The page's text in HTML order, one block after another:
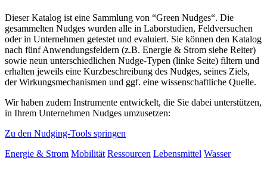
Dieser Katalog ist eine Sammlung von “Green Nudges“. Die
gesammelten Nudges wurden alle in Laborstudien, Feldversuchen
oder in Unternehmen getestet und evaluiert. Sie können den Katalog
nach fünf Anwendungsfeldern (z.B. Energie & Strom siehe Reiter)
sowie neun unterschiedlichen Nudge-Typen (linke Seite) filtern und
erhalten jeweils eine Kurzbeschreibung des Nudges, seines Ziels,
der Wirkungsmechanismen und ggf. eine wissenschaftliche Quelle.
Wir haben zudem Instrumente entwickelt, die Sie dabei unterstützen,
in Ihrem Unternehmen Nudges umzusetzen:
Zu den Nudging-Tools springen
Energie & Strom Mobilität Ressourcen Lebensmittel Wasser